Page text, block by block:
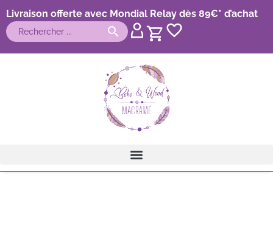
Livraison offerte avec Mondial Relay dès 89€* d’achat